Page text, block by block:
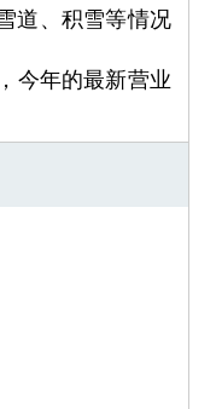
道、积雪等情况
今年的最新营业